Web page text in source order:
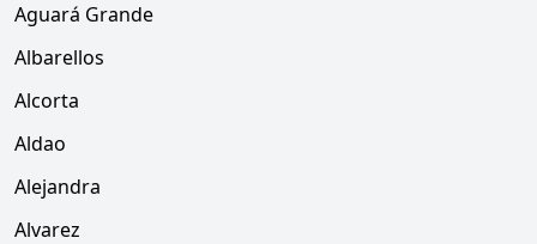
Aguará Grande
Albarellos
Alcorta
Aldao
Alejandra
Alvarez